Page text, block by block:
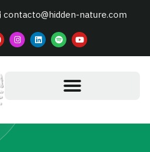
contacto@hidden-nature.com